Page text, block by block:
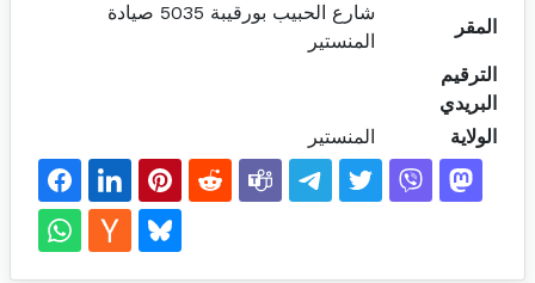
المقر
شارع الحبيب بورقيبة 5035 صيادة
المنستير
الترقيم
البريدي
الولاية
المنستير